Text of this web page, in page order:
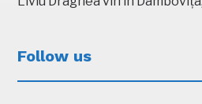
Follow us